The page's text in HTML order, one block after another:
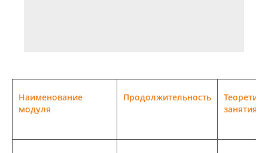
Наименование
модуля
Продолжительность
занятия,